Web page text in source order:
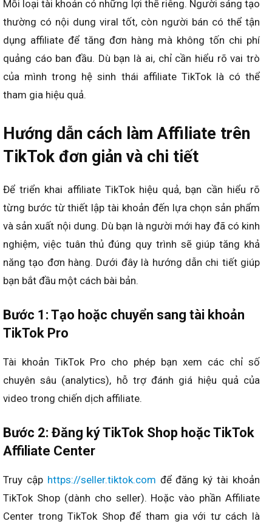
Mỗi loại tài khoản có những lợi thế riêng. Người sáng tạo
thường có nội dung viral tốt, còn người bán có thể tận
dụng affiliate để tăng đơn hàng mà không tốn chi phí
quảng cáo ban đầu. Dù bạn là ai, chỉ cần hiểu rõ vai trò
của mình trong hệ sinh thái affiliate TikTok là có thể
tham gia hiệu quả.
Hướng dẫn cách làm Affiliate trên
TikTok đơn giản và chi tiết
Để triển khai affiliate TikTok hiệu quả, bạn cần hiểu rõ
từng bước từ thiết lập tài khoản đến lựa chọn sản phẩm
và sản xuất nội dung. Dù bạn là người mới hay đã có kinh
nghiệm, việc tuân thủ đúng quy trình sẽ giúp tăng khả
năng tạo đơn hàng. Dưới đây là hướng dẫn chi tiết giúp
bạn bắt đầu một cách bài bản.
Bước 1: Tạo hoặc chuyển sang tài khoản
TikTok Pro
Tài khoản TikTok Pro cho phép bạn xem các chỉ số
chuyên sâu (analytics), hỗ trợ đánh giá hiệu quả của
video trong chiến dịch affiliate.
Bước 2: Đăng ký TikTok Shop hoặc TikTok
Affiliate Center
Truy cập https://seller.tiktok.com để đăng ký tài khoản
TikTok Shop (dành cho seller). Hoặc vào phần Affiliate
Center trong TikTok Shop để tham gia với tư cách là